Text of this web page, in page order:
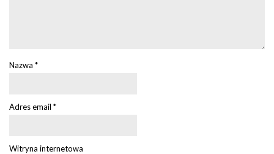
Nazwa *
Adres email *
Witryna internetowa